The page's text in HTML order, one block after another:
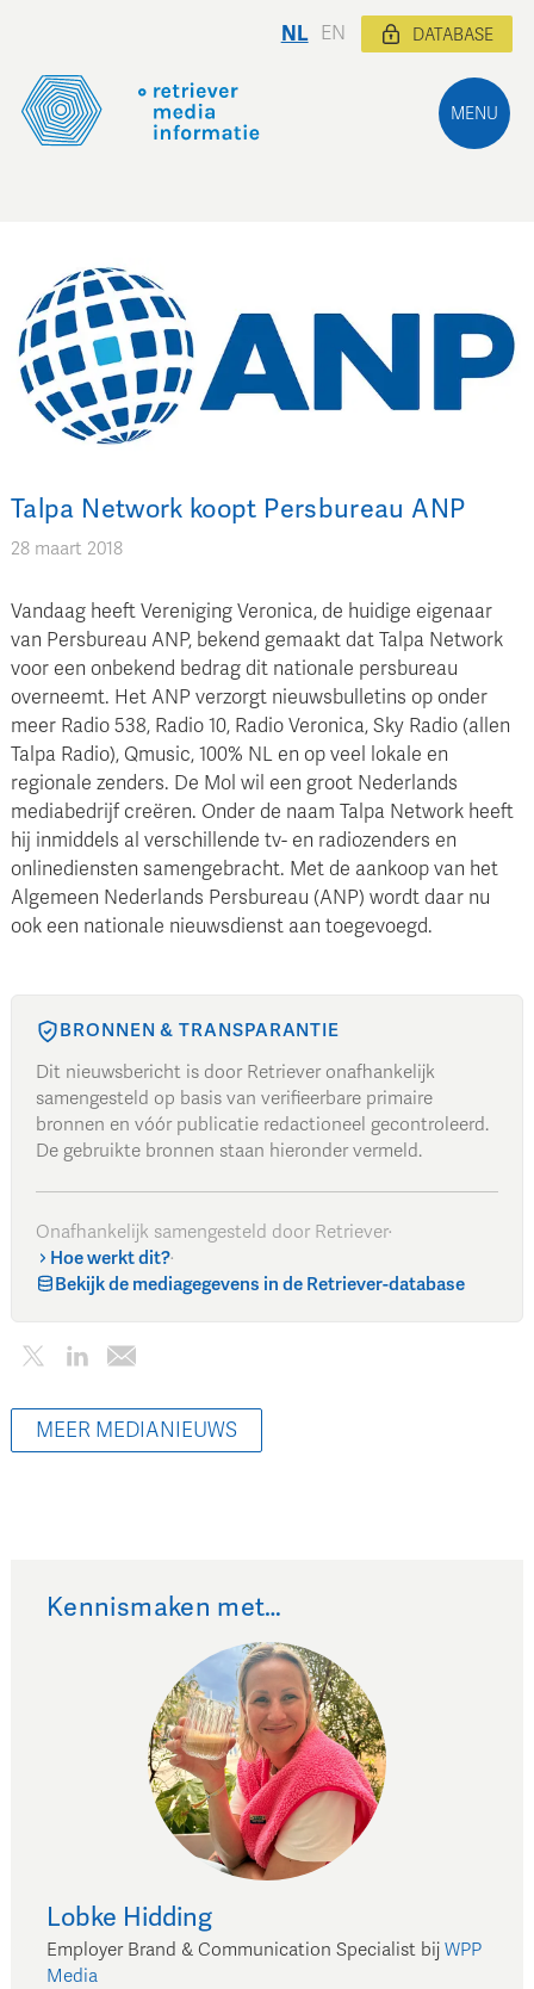
MENU
NL EN DATABASE
Talpa Network koopt Persbureau ANP
28 maart 2018
Vandaag heeft Vereniging Veronica, de huidige eigenaar
van Persbureau ANP, bekend gemaakt dat Talpa Network
voor een onbekend bedrag dit nationale persbureau
overneemt. Het ANP verzorgt nieuwsbulletins op onder
meer Radio 538, Radio 10, Radio Veronica, Sky Radio (allen
Talpa Radio), Qmusic, 100% NL en op veel lokale en
regionale zenders. De Mol wil een groot Nederlands
mediabedrijf creëren. Onder de naam Talpa Network heeft
hij inmiddels al verschillende tv- en radiozenders en
onlinediensten samengebracht. Met de aankoop van het
Algemeen Nederlands Persbureau (ANP) wordt daar nu
ook een nationale nieuwsdienst aan toegevoegd.
BRONNEN & TRANSPARANTIE
Dit nieuwsbericht is door Retriever onafhankelijk
samengesteld op basis van verifieerbare primaire
bronnen en vóór publicatie redactioneel gecontroleerd.
De gebruikte bronnen staan hieronder vermeld.
Onafhankelijk samengesteld door Retriever·
Hoe werkt dit?·
Bekijk de mediagegevens in de Retriever-database
MEER MEDIANIEUWS
Kennismaken met…
Lobke Hidding
Employer Brand & Communication Specialist bij WPP
Media